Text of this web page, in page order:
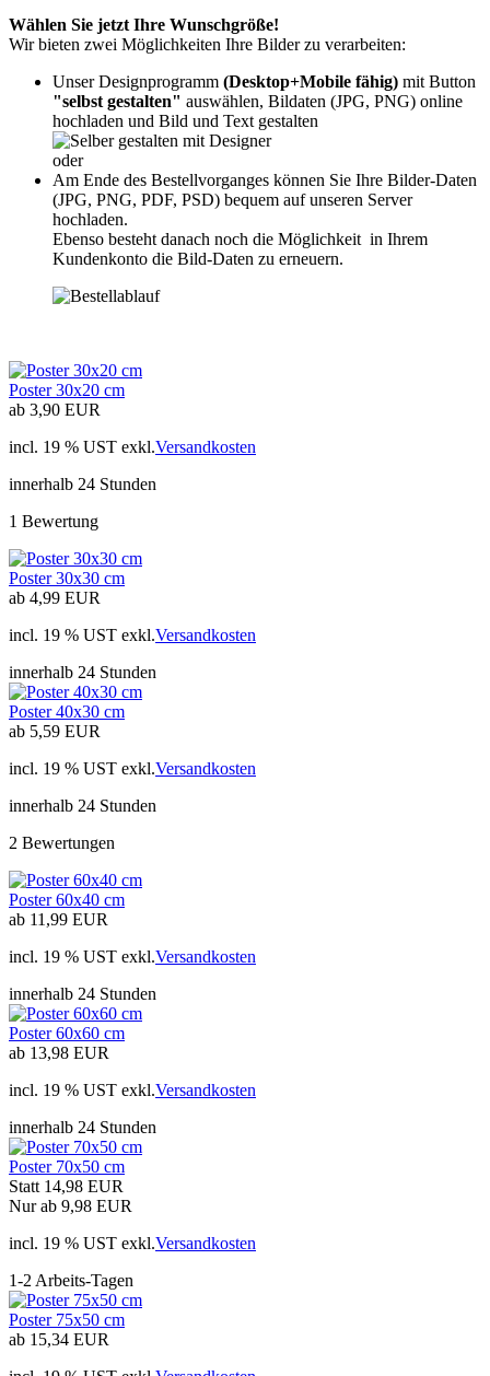
Wählen Sie jetzt Ihre Wunschgröße!
Wir bieten zwei Möglichkeiten Ihre Bilder zu verarbeiten:
Unser Designprogramm (Desktop+Mobile fähig) mit Button
"selbst gestalten" auswählen, Bildaten (JPG, PNG) online
hochladen und Bild und Text gestalten
oder
Am Ende des Bestellvorganges können Sie Ihre Bilder-Daten
(JPG, PNG, PDF, PSD) bequem auf unseren Server
hochladen.
Ebenso besteht danach noch die Möglichkeit in Ihrem
Kundenkonto die Bild-Daten zu erneuern.
Poster 30x20 cm
ab 3,90 EUR
incl. 19 % UST exkl.Versandkosten
innerhalb 24 Stunden
1 Bewertung
Poster 30x30 cm
ab 4,99 EUR
incl. 19 % UST exkl.Versandkosten
innerhalb 24 Stunden
Poster 40x30 cm
ab 5,59 EUR
incl. 19 % UST exkl.Versandkosten
innerhalb 24 Stunden
2 Bewertungen
Poster 60x40 cm
ab 11,99 EUR
incl. 19 % UST exkl.Versandkosten
innerhalb 24 Stunden
Poster 60x60 cm
ab 13,98 EUR
incl. 19 % UST exkl.Versandkosten
innerhalb 24 Stunden
Poster 70x50 cm
Statt 14,98 EUR
Nur ab 9,98 EUR
incl. 19 % UST exkl.Versandkosten
1-2 Arbeits-Tagen
Poster 75x50 cm
ab 15,34 EUR